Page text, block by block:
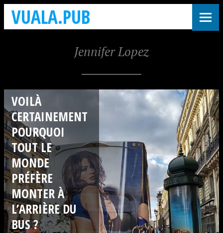
VUALA.PUB
Jennifer Lopez
VOILÀ
CERTAINEMENT
POURQUOI
TOUT LE
MONDE
PRÉFÈRE
MONTER À
L’ARRIÈRE DU
BUS ?